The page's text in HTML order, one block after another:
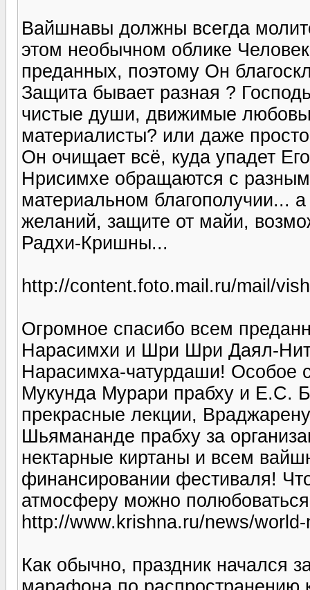
Вайшнавы должны всегда
этом необычном облике
преданных, поэтому Он
Защита бывает разная ?
чистые души, движимые
материалисты? или даже
Он очищает всё, куда упадет
Нрисимхе обращаются с
материальном благополучии...
желаний, защите от майи,
Радхи-Кришны...
http://content.foto.mail.ru/mail/
Огромное спасибо всем
Нарасимхи и Шри Шри Даял-
Нарасимха-чатурдаши! Особое
Мукунда Мурари прабху и Е.С.
прекрасные лекции,
Шьямананде прабху за
нектарные киртаны и всем
финансировании фестиваля!
атмосферу можно
http://www.krishna.ru/news/
Как обычно, праздник начался